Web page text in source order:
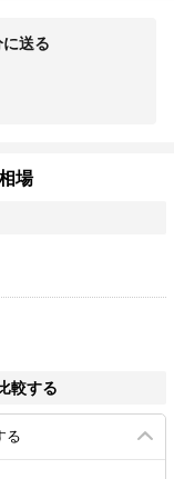
送る
場
較する
る